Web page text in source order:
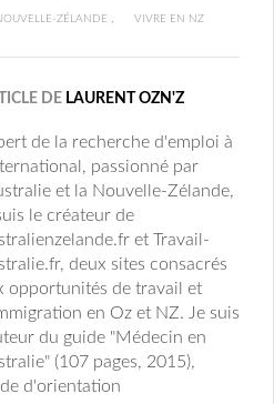
ZÉLANDE , VIVRE EN NZ
DE LAURENT OZN'Z
de la recherche d'emploi à
passionné par
et la Nouvelle-Zélande,
le créateur de
et Travail-
deux sites consacrés
opportunités de travail et
en Oz et NZ. Je suis
du guide "Médecin en
(107 pages, 2015),
d'orientation